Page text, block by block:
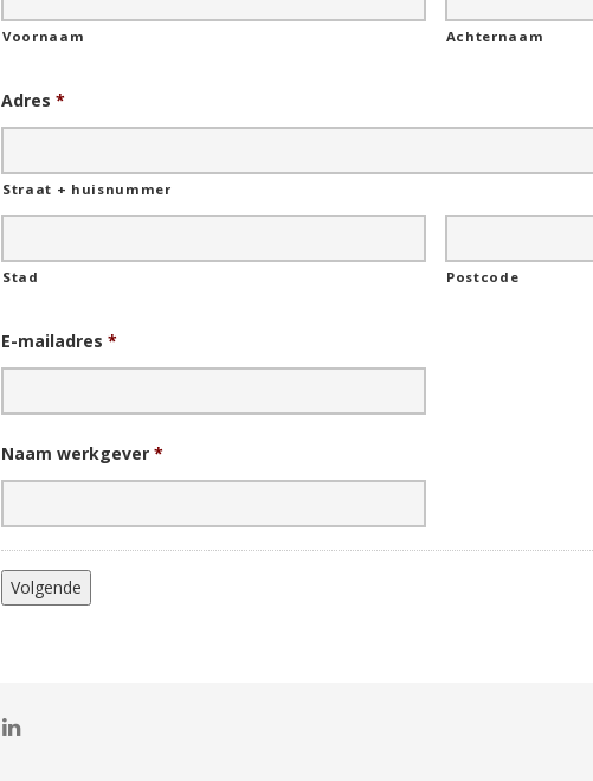
Voornaam Achternaam
Adres *
Straat + huisnummer
Stad Postcode
E-mailadres *
Naam werkgever *